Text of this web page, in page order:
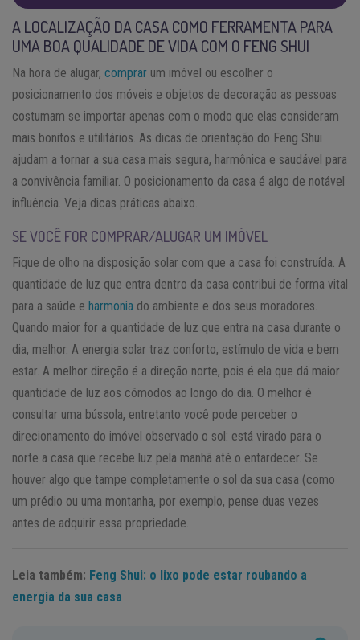
A LOCALIZAÇÃO DA CASA COMO FERRAMENTA PARA
UMA BOA QUALIDADE DE VIDA COM O FENG SHUI
Na hora de alugar, comprar um imóvel ou escolher o
posicionamento dos móveis e objetos de decoração as pessoas
costumam se importar apenas com o modo que elas consideram
mais bonitos e utilitários. As dicas de orientação do Feng Shui
ajudam a tornar a sua casa mais segura, harmônica e saudável para
a convivência familiar. O posicionamento da casa é algo de notável
influência. Veja dicas práticas abaixo.
SE VOCÊ FOR COMPRAR/ALUGAR UM IMÓVEL
Fique de olho na disposição solar com que a casa foi construída. A
quantidade de luz que entra dentro da casa contribui de forma vital
para a saúde e harmonia do ambiente e dos seus moradores.
Quando maior for a quantidade de luz que entra na casa durante o
dia, melhor. A energia solar traz conforto, estímulo de vida e bem
estar. A melhor direção é a direção norte, pois é ela que dá maior
quantidade de luz aos cômodos ao longo do dia. O melhor é
consultar uma bússola, entretanto você pode perceber o
direcionamento do imóvel observado o sol: está virado para o
norte a casa que recebe luz pela manhã até o entardecer. Se
houver algo que tampe completamente o sol da sua casa (como
um prédio ou uma montanha, por exemplo, pense duas vezes
antes de adquirir essa propriedade.
Leia também: Feng Shui: o lixo pode estar roubando a
energia da sua casa